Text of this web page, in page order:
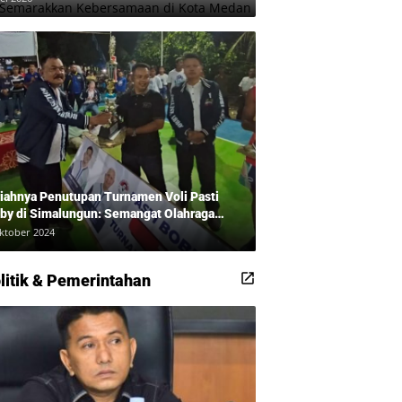
Penutupan Turnamen Voli Pasti
di Simalungun: Semangat Olahraga
Masyarakat Sehat Bersama Erwan
dan Ribuan Penonton!
2024
& Pemerintahan